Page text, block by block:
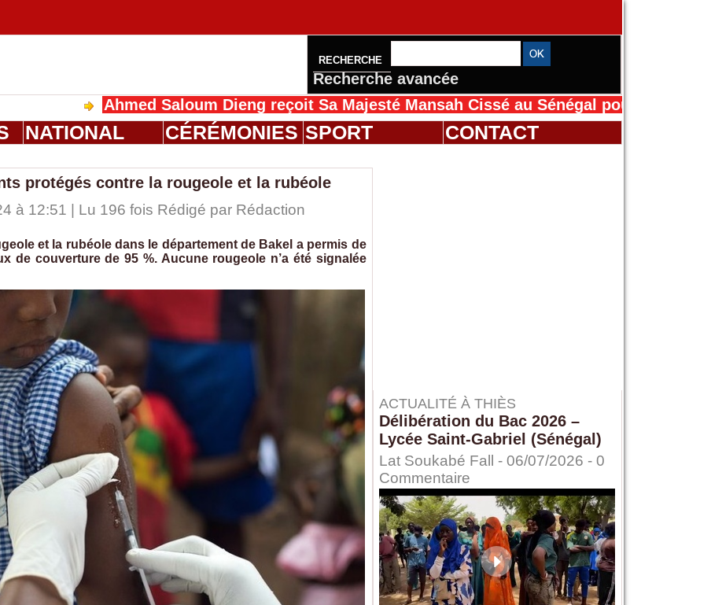
RECHERCHE
Recherche avancée
Ahmed Saloum Dieng reçoit Sa Majesté Mansah Cissé au Sénégal pour le Magal de
NATIONAL CÉRÉMONIES SPORT CONTACT
protégés contre la rougeole et la rubéole
à 12:51 | Lu 196 fois Rédigé par Rédaction
et la rubéole dans le département de Bakel a permis de
de couverture de 95 %. Aucune rougeole n’a été signalée
ACTUALITÉ À THIÈS
Délibération du Bac 2026 –
Lycée Saint-Gabriel (Sénégal)
Lat Soukabé Fall - 06/07/2026 - 0
Commentaire